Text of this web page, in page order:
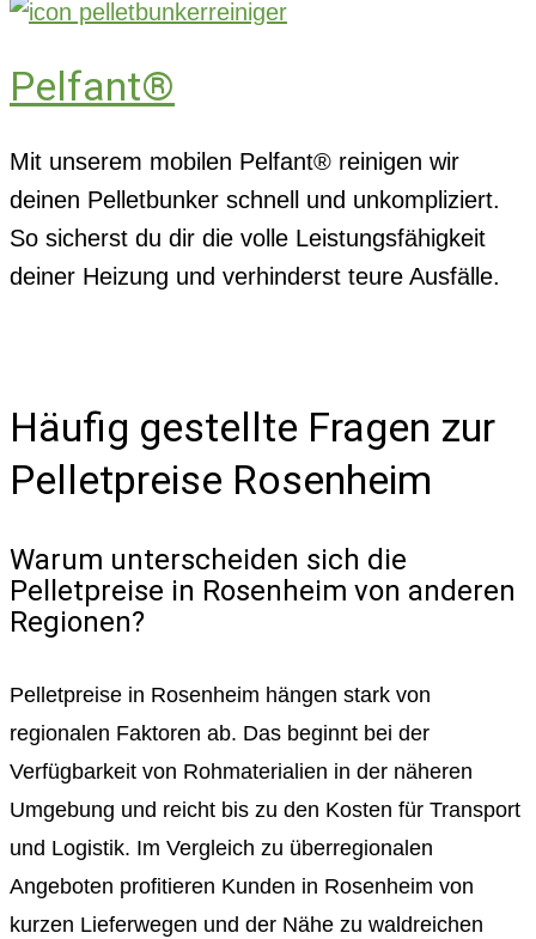
Pelfant®
Mit unserem mobilen Pelfant® reinigen wir
deinen Pelletbunker schnell und unkompliziert.
So sicherst du dir die volle Leistungsfähigkeit
deiner Heizung und verhinderst teure Ausfälle.
Häufig gestellte Fragen zur
Pelletpreise Rosenheim
Warum unterscheiden sich die
Pelletpreise in Rosenheim von anderen
Regionen?
Pelletpreise in Rosenheim hängen stark von
regionalen Faktoren ab. Das beginnt bei der
Verfügbarkeit von Rohmaterialien in der näheren
Umgebung und reicht bis zu den Kosten für Transport
und Logistik. Im Vergleich zu überregionalen
Angeboten profitieren Kunden in Rosenheim von
kurzen Lieferwegen und der Nähe zu waldreichen